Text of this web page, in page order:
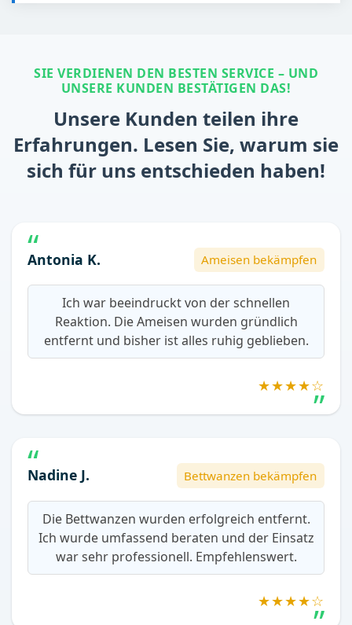
SIE VERDIENEN DEN BESTEN SERVICE – UND
UNSERE KUNDEN BESTÄTIGEN DAS!
Unsere Kunden teilen ihre
Erfahrungen. Lesen Sie, warum sie
sich für uns entschieden haben!
Antonia K. Ameisen bekämpfen
Ich war beeindruckt von der schnellen
Reaktion. Die Ameisen wurden gründlich
entfernt und bisher ist alles ruhig geblieben.
★★★★☆
Nadine J. Bettwanzen bekämpfen
Die Bettwanzen wurden erfolgreich entfernt.
Ich wurde umfassend beraten und der Einsatz
war sehr professionell. Empfehlenswert.
★★★★☆